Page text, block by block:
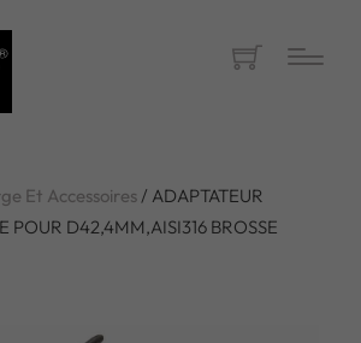
Et Accessoires/ ADAPTATEUR
POUR D42,4MM,AISI316 BROSSE